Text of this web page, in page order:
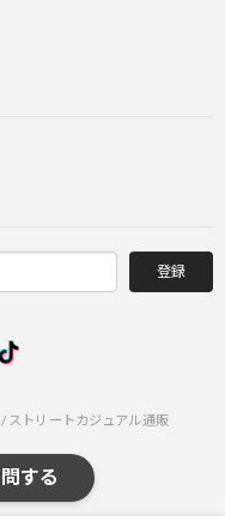
象がスラッとして見え
NCLLW ホイッスルネックレス / NCLLW Whistle Necklace
登録
トリートカジュアル通販
する